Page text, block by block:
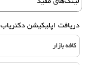
دریافت اپلیکیشن دکتریاب
کافه بازار